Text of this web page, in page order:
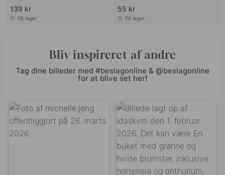
139 kr
På lager
55 kr
På lager
Bliv inspireret af andre
Tag dine billeder med #beslagonline & @beslagonline
for at blive set her!